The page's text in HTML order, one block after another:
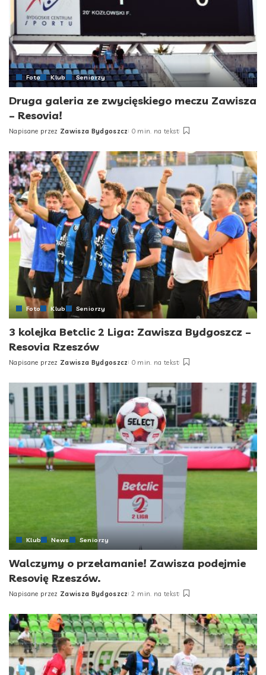
Foto Klub Seniorzy
Druga galeria ze zwycięskiego meczu Zawisza
– Resovia!
Posted
Napisane przez Zawisza Bydgoszcz 0 min. na tekst
Foto Klub Seniorzy
3 kolejka Betclic 2 Liga: Zawisza Bydgoszcz –
Resovia Rzeszów
Posted
Napisane przez Zawisza Bydgoszcz 0 min. na tekst
Klub News Seniorzy
Walczymy o przełamanie! Zawisza podejmie
Resovię Rzeszów.
Posted
Napisane przez Zawisza Bydgoszcz 2 min. na tekst